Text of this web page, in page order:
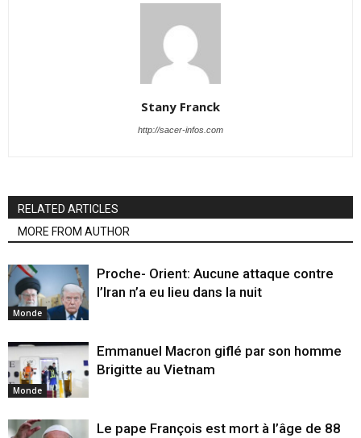
Stany Franck
http://sacer-infos.com
RELATED ARTICLES
MORE FROM AUTHOR
Monde
Proche- Orient: Aucune attaque contre
l’Iran n’a eu lieu dans la nuit
Monde
Emmanuel Macron giflé par son homme
Brigitte au Vietnam
Le pape François est mort à l’âge de 88